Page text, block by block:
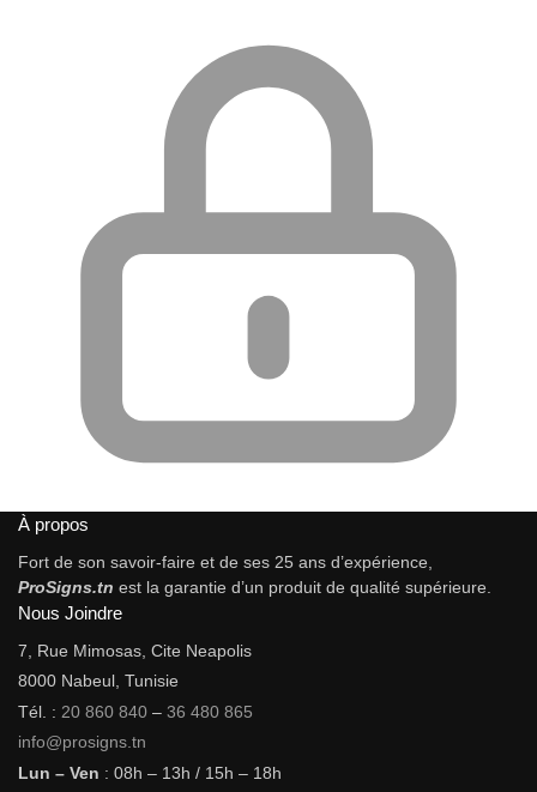
À propos
Fort de son savoir-faire et de ses 25 ans d’expérience,
ProSigns.tn est la garantie d’un produit de qualité supérieure.
Nous Joindre
7, Rue Mimosas, Cite Neapolis
8000 Nabeul, Tunisie
Tél. : 20 860 840 – 36 480 865
info@prosigns.tn
Lun – Ven : 08h – 13h / 15h – 18h